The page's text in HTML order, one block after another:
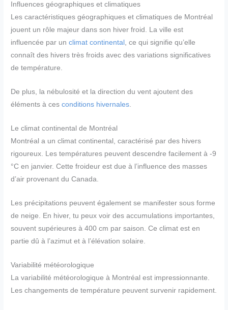
Influences géographiques et climatiques
Les caractéristiques géographiques et climatiques de Montréal
jouent un rôle majeur dans son hiver froid. La ville est
influencée par unclimat continental , ce qui signifie qu’elle
connaît des hivers très froids avec des variations significatives
de température.
De plus, la nébulosité et la direction du vent ajoutent des
éléments à cesconditions hivernales.
Le climat continental de Montréal
Montréal a un climat continental, caractérisé par des hivers
rigoureux. Les températures peuvent descendre facilement à -9
°C en janvier. Cette froideur est due à l’influence des masses
d’air provenant du Canada.
Les précipitations peuvent également se manifester sous forme
de neige. En hiver, tu peux voir des accumulations importantes,
souvent supérieures à 400 cm par saison. Ce climat est en
partie dû à l’azimut et à l’élévation solaire.
Variabilité météorologique
La variabilité météorologique à Montréal est impressionnante.
Les changements de température peuvent survenir rapidement.